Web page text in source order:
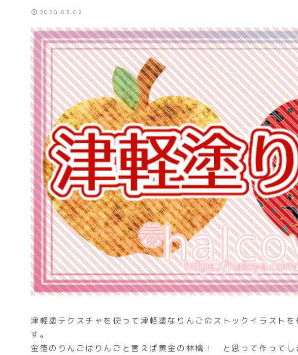
2020.03.02
津軽塗テクスチャを使って津軽塗なりんごのストックイラスト
す。
金箔のりんごはりんごと言えば黄金の林檎！ と思って作ってし